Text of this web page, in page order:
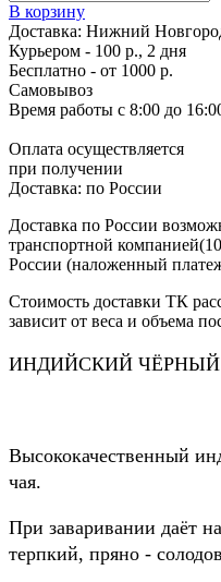
В корзину
Доставка: Нижний
Курьером - 100 р., 2 дня
Бесплатно - от 1000 р.
Самовывоз
Время работы с 8:00 до
Оплата осуществляется
при получении
Доставка: по России
Доставка по России
транспортной
России (наложенный
Стоимость доставки ТК
зависит от веса и объема
ИНДИЙСКИЙ
Высококачественный
чая.
При заваривании даёт
терпкий, пряно -